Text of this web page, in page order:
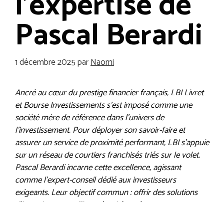
Pascal Berardi
1 décembre 2025parNaomi
Ancré au cœur du prestige financier français, LBI Livret
et Bourse Investissements s’est imposé comme une
société mère de référence dans l’univers de
l’investissement. Pour déployer son savoir-faire et
assurer un service de proximité performant, LBI s’appuie
sur un réseau de courtiers franchisés triés sur le volet.
Pascal Berardi incarne cette excellence, agissant
comme l’expert-conseil dédié aux investisseurs
exigeants. Leur objectif commun : offrir des solutions